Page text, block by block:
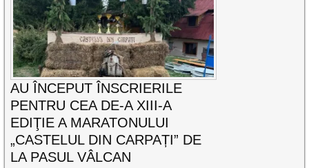
AU ÎNCEPUT ÎNSCRIERILE
PENTRU CEA DE-A XIII-A
EDIŢIE A MARATONULUI
„CASTELUL DIN CARPAȚI” DE
LA PASUL VÂLCAN